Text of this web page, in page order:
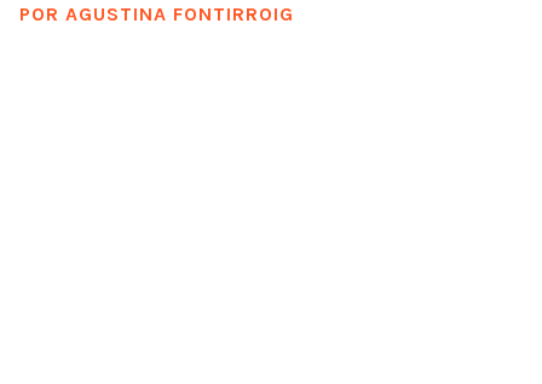
POR AGUSTINA FONTIRROIG